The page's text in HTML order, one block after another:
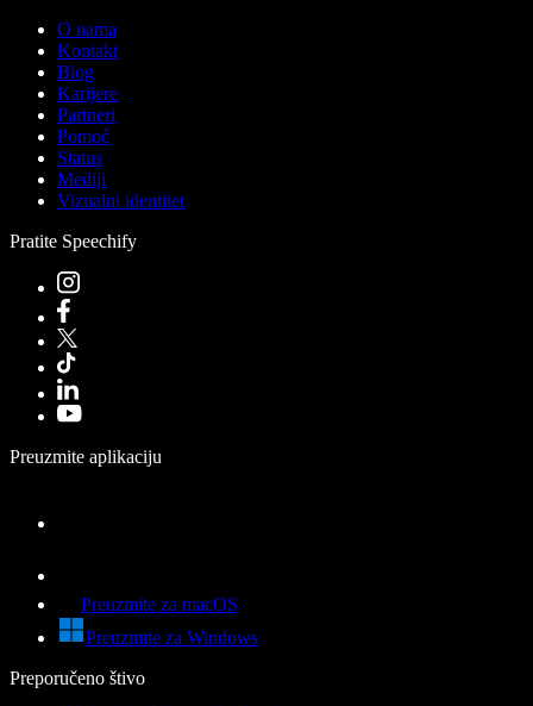
O nama
Kontakt
Blog
Karijere
Partneri
Pomoć
Status
Mediji
Vizualni identitet
Pratite Speechify
Preuzmite aplikaciju
Preuzmite za macOS
Preuzmite za Windows
Preporučeno štivo